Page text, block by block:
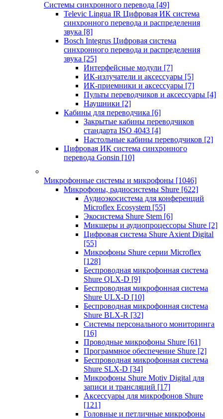
Системы синхронного перевода [49]
Televic Lingua IR Цифровая ИК система
синхронного перевода и распределения
звука [8]
Bosch Integrus Цифровая система
синхронного перевода и распределения
звука [25]
Интерфейсные модули [7]
ИК-излучатели и аксессуары [5]
ИК-приемники и аксессуары [7]
Пульты переводчиков и аксессуары [4]
Наушники [2]
Кабины для переводчика [6]
Закрытые кабины переводчиков
стандарта ISO 4043 [4]
Настольные кабины переводчиков [2]
Цифровая ИК система синхронного
перевода Gonsin [10]
Микрофонные системы и микрофоны [1046]
Микрофоны, радиосистемы Shure [622]
Аудиоэкосистема для конференций
Microflex Ecosystem [55]
Экосистема Shure Stem [6]
Микшеры и аудиопроцессоры Shure [2]
Цифровая система Shure Axient Digital
[55]
Микрофоны Shure серии Microflex
[128]
Беспроводная микрофонная система
Shure QLX-D [9]
Беспроводная микрофонная система
Shure ULX-D [10]
Беспроводная микрофонная система
Shure BLX-R [32]
Системы персонального мониторинга
[16]
Проводные микрофоны Shure [61]
Программное обеспечение Shure [2]
Беспроводная микрофонная система
Shure SLX-D [34]
Микрофоны Shure Motiv Digital для
записи и трансляций [17]
Аксессуары для микрофонов Shure
[121]
Головные и петличные микрофоны